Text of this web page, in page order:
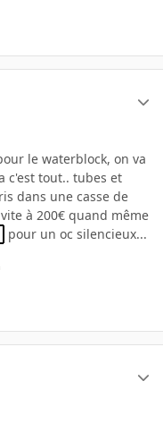
le waterblock, on va
c'est tout.. tubes et
dans une casse de
à 200€ quand même
pour un oc silencieux...